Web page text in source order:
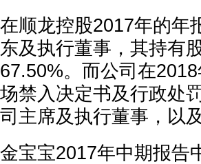
在顺龙控股2017年的年
东及执行董事，其持有
67.50%。而公司在
场禁入决定书及行政处
司主席及执行董事，以
金宝宝2017年中期报告